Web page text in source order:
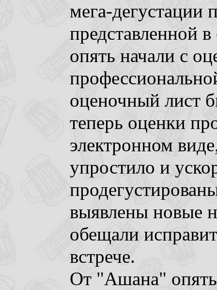
мега-дегустации
представленной
опять начали с
оценочный лист
теперь оценки
электронном
упростило и
выявлены новые
обещали
встрече.
От "Ашана"